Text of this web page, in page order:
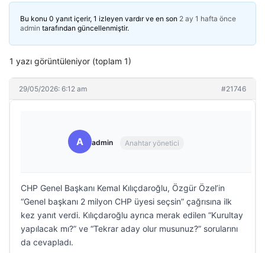
Bu konu 0 yanıt içerir, 1 izleyen vardır ve en son 2 ay 1 hafta önce
admin tarafından güncellenmiştir.
1 yazı görüntüleniyor (toplam 1)
29/05/2026: 6:12 am #21746
A admin Anahtar yönetici
CHP Genel Başkanı Kemal Kılıçdaroğlu, Özgür Özel’in
“Genel başkanı 2 milyon CHP üyesi seçsin” çağrısına ilk
kez yanıt verdi. Kılıçdaroğlu ayrıca merak edilen “Kurultay
yapılacak mı?” ve “Tekrar aday olur musunuz?” sorularını
da cevapladı.